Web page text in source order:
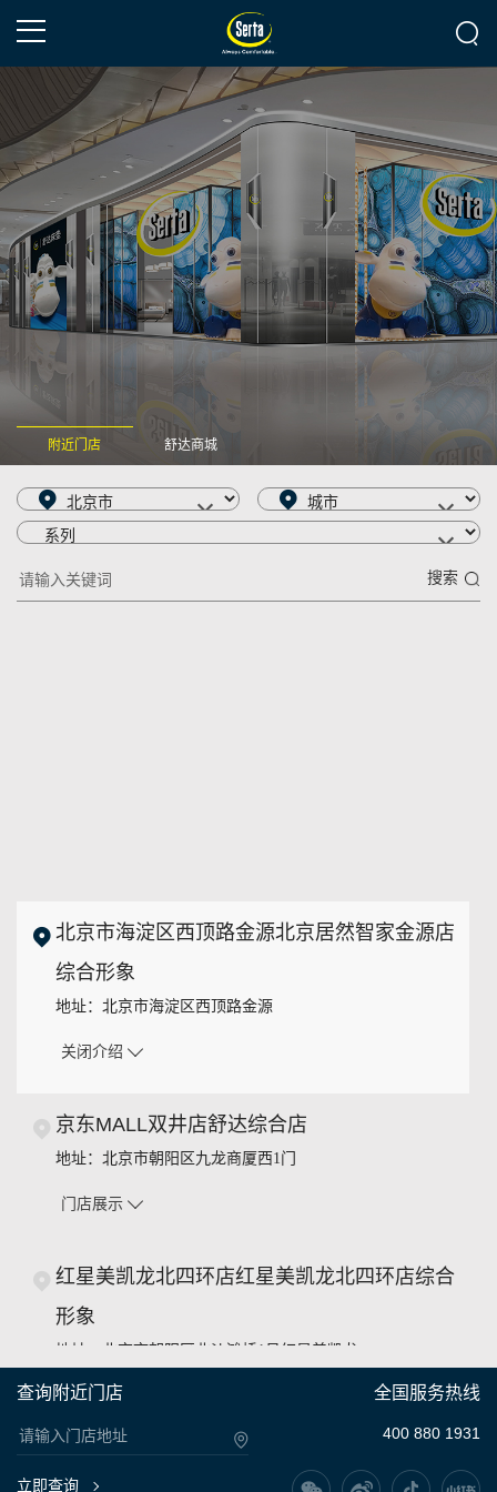
附近门店 舒达商城
搜索
北京市海淀区西顶路金源北京居然智家金源店
综合形象
地址： 北京市海淀区西顶路金源
关闭介绍
京东MALL双井店舒达综合店
地址： 北京市朝阳区九龙商厦西1门
门店展示
红星美凯龙北四环店红星美凯龙北四环店综合
形象
地址： 北京市朝阳区北沙滩桥1号红星美凯龙
门店展示
博洛尼北四环店博洛尼北四环店icomfort形象
查询附近门店
立即查询
全国服务热线
400 880 1931